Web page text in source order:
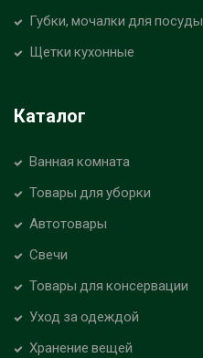
Губки, мочалки для посуды
Щетки кухонные
Каталог
Ванная комната
Товары для уборки
Автотовары
Свечи
Товары для консервации
Уход за одеждой
Хранение вещей